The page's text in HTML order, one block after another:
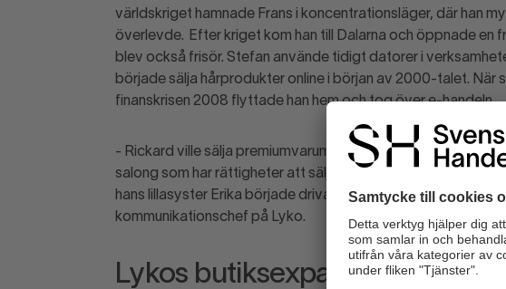
världskriget hamnade Frans i koncentrationsläger, där han
överlevde. Efter kriget kom han till Dalarna och öppnade en
blev också frisör. Stefan använde tidigt datorer i
började sälja hårprodukter online i början av 2000-talet. När
finanskrisen 2008 flyttade han hem och tog över e-handeln.
- Rickard ville sälja premiumvarumärken, som Kérastase,
salong som har rättigheter att sälja varumärket. Det ledde till
hans lillasyster Erika började driva runt 2008 - 2009, berättar
kommunikationschef på Lyko.
Lykos butiksexpansion: